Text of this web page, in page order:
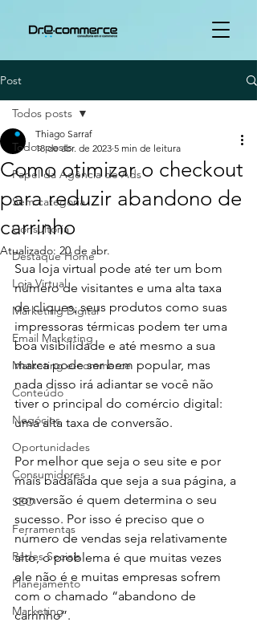
Post
Todos posts
Papel da Agência de Ads
Sem categoria
Consultoria
Destaque Home
Loja Virtual
Marketing Digital
Email Marketing
Marketing e-commerce
Conteúdo
Negócios
Oportunidades
Consumidores
SEO
Ferramentas
Redes Sociais
Planejamento
Marketing
Todos posts
Como otimizar o checkout
para reduzir abandono de
carrinho
Thiago Sarraf
18 de abr. de 2023 5 min de leitura
Atualizado: 20 de abr.
Sua loja virtual pode até ter um bom
número de visitantes e uma alta taxa
de cliques, seus produtos como suas
impressoras térmicas podem ter uma
boa visibilidade e até mesmo a sua
marca pode ser bem popular, mas
nada disso irá adiantar se você não
tiver o principal do comércio digital:
uma alta taxa de conversão.
Por melhor que seja o seu site e por
mais badalada que seja a sua página, a
conversão é quem determina o seu
sucesso. Por isso é preciso que o
número de vendas seja relativamente
alto, o problema é que muitas vezes
ele não é e muitas empresas sofrem
com o chamado “abandono de
carrinho”.